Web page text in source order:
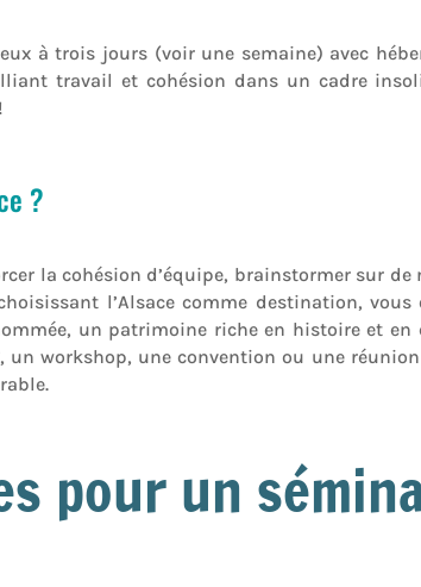
à trois jours (voir une semaine) avec
travail et cohésion dans un cadre
?
la cohésion d’équipe, brainstormer sur de
l’Alsace comme destination,
un patrimoine riche en histoire et
workshop, une convention ou une
pour un